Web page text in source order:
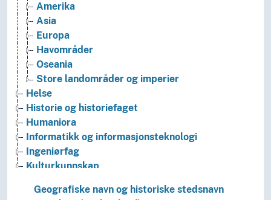
Amerika
Asia
Europa
Havområder
Oseania
Store landområder og imperier
Helse
Historie og historiefaget
Humaniora
Informatikk og informasjonsteknologi
Ingeniørfag
Kulturkunnskap
Lingvistikk
Geografiske navn og historiske stedsnavn